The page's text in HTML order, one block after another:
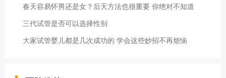
春天容易怀男还是女？后天方法也很重要 你绝对不知道
三代试管是否可以选择性别
大家试管婴儿都是几次成功的 学会这些妙招不再烦恼